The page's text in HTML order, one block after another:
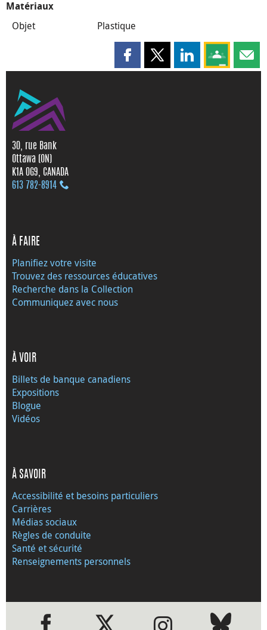
Matériaux
Objet Plastique
Partager cette page sur
Partager cette page sur X
Partager cette
Partagez
30, rue Bank
Ottawa (ON)
K1A 0G9, CANADA
613 782‑8914
À FAIRE
Planifiez votre visite
Trouvez des ressources éducatives
Recherche dans la Collection
Communiquez avec nous
À VOIR
Billets de banque canadiens
Expositions
Blogue
Vidéos
À SAVOIR
Accessibilité et besoins particuliers
Carrières
Médias sociaux
Règles de conduite
Santé et sécurité
Renseignements personnels